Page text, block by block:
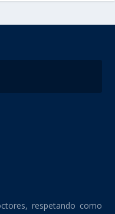
respetando como